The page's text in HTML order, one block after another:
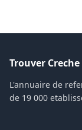
Trouver Creche
L'annuaire de
de 19 000